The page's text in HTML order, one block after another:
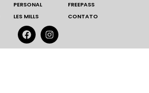
PERSONAL
LES MILLS
FREEPASS
CONTATO